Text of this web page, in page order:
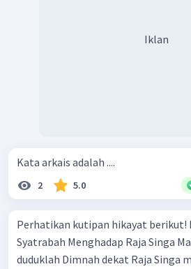
Iklan
Kata arkais adalah ....
2 5.0
Perhatikan kutipan hikayat berikut! Dimnah Mengajak
Syatrabah Menghadap Raja Singa Maka sejak hari itu
duduklah Dimnah dekat Raja Singa